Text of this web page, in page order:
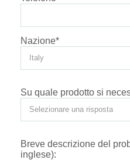
Nazione*
Su quale prodotto si
Breve descrizione del
inglese):